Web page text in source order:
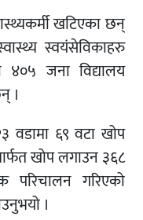
खटिएका छन्
स्वयंसेविकाहरु
जना विद्यालय
।
वडामा ६९ वटा खोप
खोप लगाउन ३६८
परिचालन गरिएको
।